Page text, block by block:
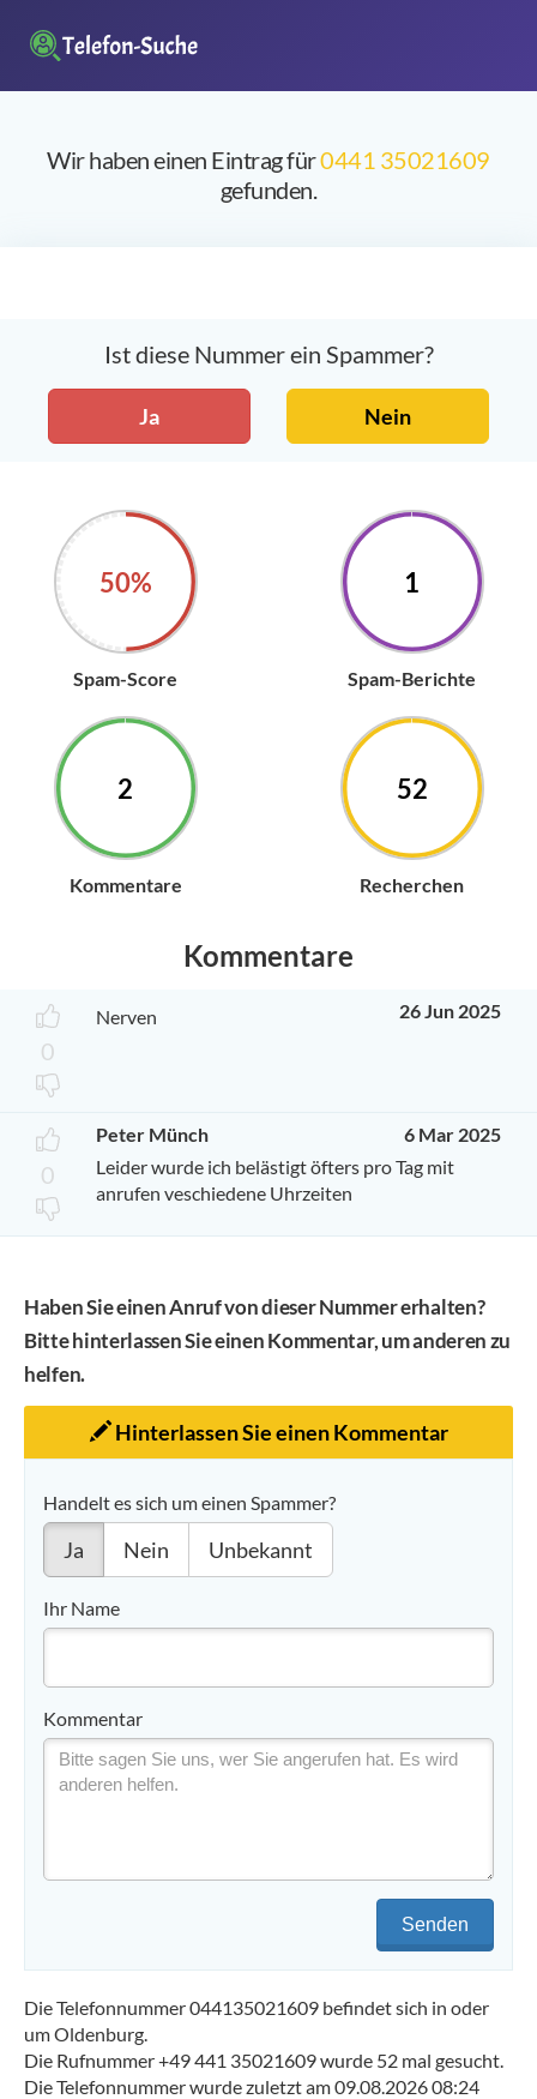
Wir haben einen Eintrag für0441 35021609
gefunden.
Ist diese Nummer ein Spammer?
Ja Nein
50%
Spam-Score
1
Spam-Berichte
2
Kommentare
52
Recherchen
Kommentare
0
26 Jun 2025
Nerven
0
Peter Münch
6 Mar 2025
Leider wurde ich belästigt öfters pro Tag mit
anrufen veschiedene Uhrzeiten
Haben Sie einen Anruf von dieser Nummer erhalten?
Bitte hinterlassen Sie einen Kommentar, um anderen zu
helfen.
Hinterlassen Sie einen Kommentar
Handelt es sich um einen Spammer?
Ja Nein Unbekannt
Ihr Name
Kommentar
Senden
Die Telefonnummer 044135021609 befindet sich in oder
um Oldenburg.
Die Rufnummer +49 441 35021609 wurde 52 mal gesucht.
Die Telefonnummer wurde zuletzt am 09.08.2026 08:24